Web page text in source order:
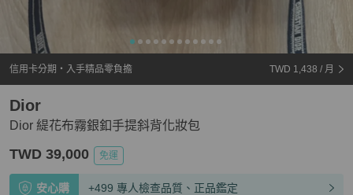
信用卡分期・入手精品零負擔 TWD 1,438 / 月
Dior 緹花布霧銀釦手提斜背化妝包
Dior
TWD 39,000 免運
安心購 +499 專人檢查品質、正品鑑定